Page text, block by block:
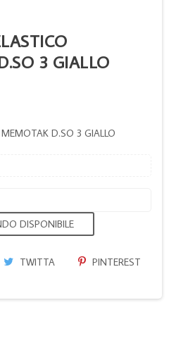
3 GIALLO
D.SO 3 GIALLO
DISPONIBILE
TWITTA PINTEREST